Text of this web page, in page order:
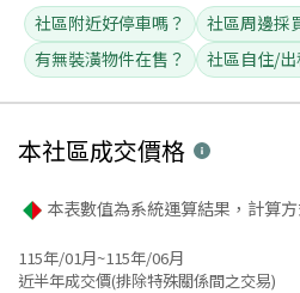
社區附近好停車嗎？
社區周邊採
有無裝潢物件在售？
社區自住/出
本社區成交價格
本表數值為系統運算結果，計算
115年/01月~115年/06月
近半年成交價(排除特殊關係間之交易)